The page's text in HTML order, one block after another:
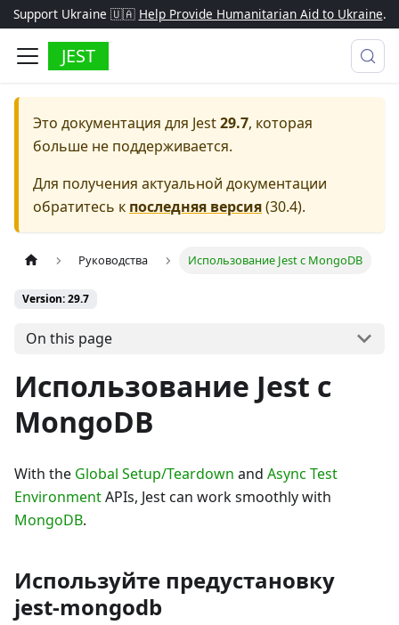
Support Ukraine 🇺🇦 Help Provide Humanitarian Aid to Ukraine.
JEST
Это документация для Jest29.7, которая
больше не поддерживается.
Для получения актуальной документации
обратитесь к последняя версия(30.4).
Руководства Использование Jest с MongoDB
Version: 29.7
On this page
Использование Jest с
MongoDB
With the Global Setup/Teardown and Async Test
EnvironmentAPIs, Jest can work smoothly with
MongoDB.
Используйте предустановку
jest-mongodb